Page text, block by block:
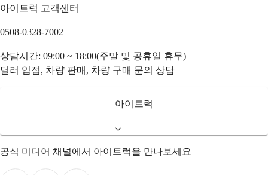
아이트럭 고객센터
0508-0328-7002
상담시간: 09:00 ~ 18:00(주말 및 공휴일 휴무)
딜러 입점, 차량 판매, 차량 구매 문의 상담
아이트럭
공식 미디어 채널에서 아이트럭을 만나보세요